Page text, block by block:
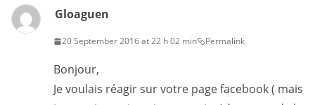
Gloaguen
20 September 2016 at 22 h 02 min Permalink
Bonjour,
Je voulais réagir sur votre page facebook ( mais